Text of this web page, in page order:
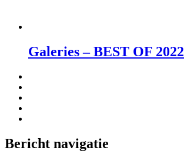
Galeries – BEST OF 2022
Bericht navigatie